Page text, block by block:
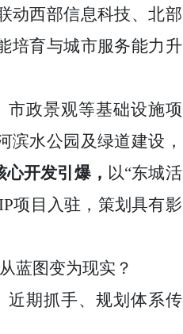
动西部信息科技、北部
培育与城市服务能力升
市政景观等基础设施项
滨水公园及绿道建设，
心开发引爆， 以“东城活
项目入驻，策划具有影
蓝图变为现实？
近期抓手、规划体系传